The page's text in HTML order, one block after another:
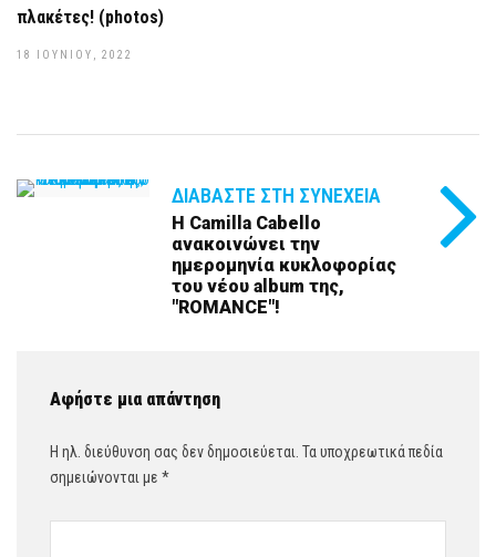
πλακέτες! (photos)
18 ΙΟΥΝΊΟΥ, 2022
ΔΙΑΒΆΣΤΕ ΣΤΗ ΣΥΝΈΧΕΙΑ
H Camilla Cabello
ανακοινώνει την
ημερομηνία κυκλοφορίας
του νέου album της,
"ROMANCE"!
Αφήστε μια απάντηση
Η ηλ. διεύθυνση σας δεν δημοσιεύεται. Τα υποχρεωτικά πεδία
σημειώνονται με *